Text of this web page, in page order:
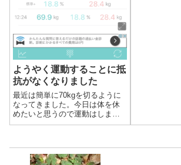
ようやく運動することに抵
抗がなくなりました
最近は簡単に70kgを切るように
なってきました。今日は体を休
めたいと思うので運動はしませ
ん。